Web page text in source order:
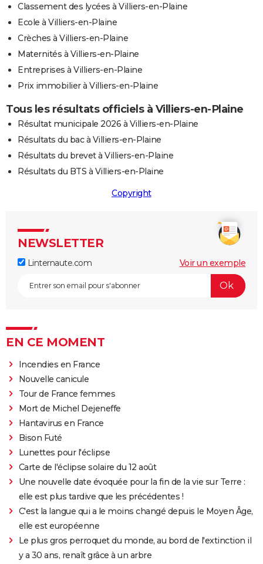
Classement des lycées à Villiers-en-Plaine
Ecole à Villiers-en-Plaine
Crèches à Villiers-en-Plaine
Maternités à Villiers-en-Plaine
Entreprises à Villiers-en-Plaine
Prix immobilier à Villiers-en-Plaine
Tous les résultats officiels à Villiers-en-Plaine
Résultat municipale 2026 à Villiers-en-Plaine
Résultats du bac à Villiers-en-Plaine
Résultats du brevet à Villiers-en-Plaine
Résultats du BTS à Villiers-en-Plaine
Copyright
NEWSLETTER
Linternaute.com Voir un exemple
EN CE MOMENT
Incendies en France
Nouvelle canicule
Tour de France femmes
Mort de Michel Dejeneffe
Hantavirus en France
Bison Futé
Lunettes pour l'éclipse
Carte de l'éclipse solaire du 12 août
Une nouvelle date évoquée pour la fin de la vie sur Terre :
elle est plus tardive que les précédentes !
C'est la langue qui a le moins changé depuis le Moyen Âge,
elle est européenne
Le plus gros perroquet du monde, au bord de l'extinction il
y a 30 ans, renaît grâce à un arbre